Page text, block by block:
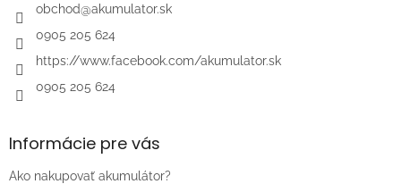
obchod@akumulator.sk
0905 205 624
https://www.facebook.com/akumulator.sk
0905 205 624
Informácie pre vás
Ako nakupovať akumulátor?